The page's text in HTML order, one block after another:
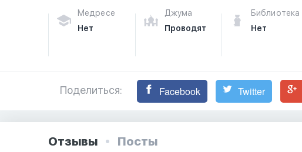
Медресе
Нет
Джума
Проводят
Библиотека
Нет
Поделиться: Facebook Twitter
Отзывы Посты